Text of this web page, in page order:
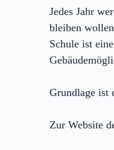
Jedes Jahr
bleiben
Schule ist
​Grundlage ist
Zur Website